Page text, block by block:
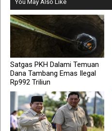
You May Also Like
Satgas PKH Dalami Temuan
Dana Tambang Emas Ilegal
Rp992 Triliun